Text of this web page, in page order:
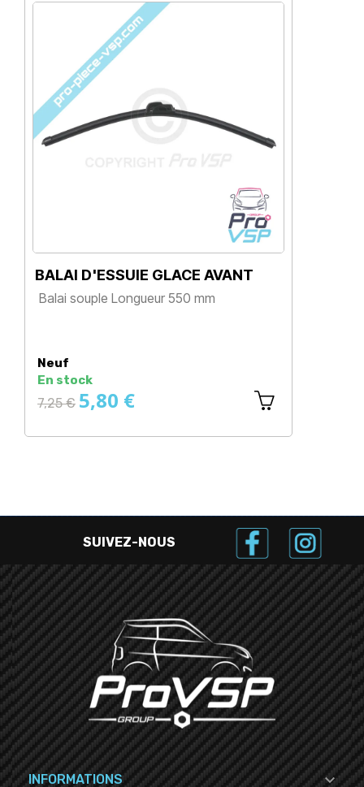
BALAI D'ESSUIE GLACE AVANT
Balai souple Longueur 550 mm
Neuf
En stock
Prix
normal
7,25 € 5,80 €
SUIVEZ-NOUS
INFORMATIONS 